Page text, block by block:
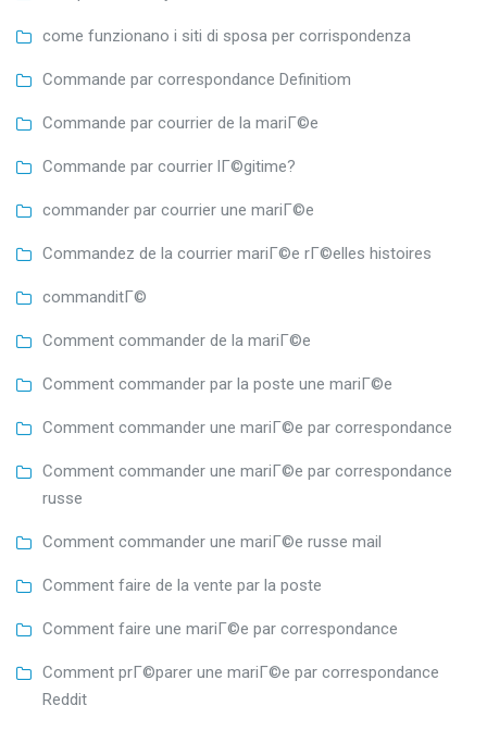
come funzionano i siti di sposa per corrispondenza
Commande par correspondance Definitiom
Commande par courrier de la mariГ©e
Commande par courrier lГ©gitime?
commander par courrier une mariГ©e
Commandez de la courrier mariГ©e rГ©elles histoires
commanditГ©
Comment commander de la mariГ©e
Comment commander par la poste une mariГ©e
Comment commander une mariГ©e par correspondance
Comment commander une mariГ©e par correspondance
russe
Comment commander une mariГ©e russe mail
Comment faire de la vente par la poste
Comment faire une mariГ©e par correspondance
Comment prГ©parer une mariГ©e par correspondance
Reddit